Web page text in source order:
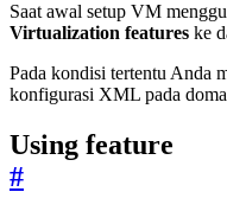
Saat awal setup VM
Virtualization features ke
Pada kondisi tertentu Anda
konfigurasi XML pada
Using feature
#